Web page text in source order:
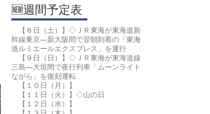
🆕週間予定表
【８日（土）】◇ＪＲ東海が東海道新
幹線東京―新大阪間で翌朝到着の「東海
道ルミエールエクスプレス」を運行
【９日（日）】◇ＪＲ東海が東海道線
三島―大垣間で夜行列車「ムーンライト
ながら」を復刻運転
【１０日（月）】
【１１日（火）】◇山の日
【１２日（水）】